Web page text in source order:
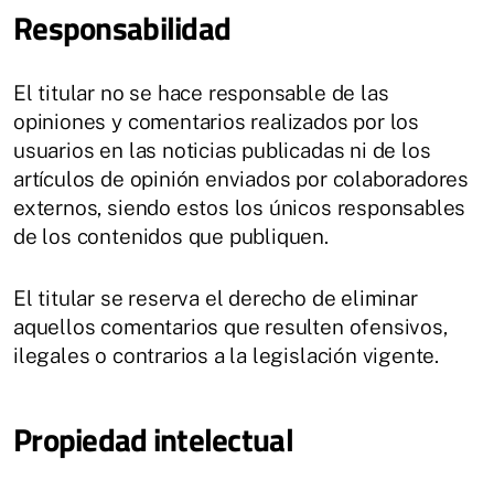
Responsabilidad
El titular no se hace responsable de las
opiniones y comentarios realizados por los
usuarios en las noticias publicadas ni de los
artículos de opinión enviados por colaboradores
externos, siendo estos los únicos responsables
de los contenidos que publiquen.
El titular se reserva el derecho de eliminar
aquellos comentarios que resulten ofensivos,
ilegales o contrarios a la legislación vigente.
Propiedad intelectual